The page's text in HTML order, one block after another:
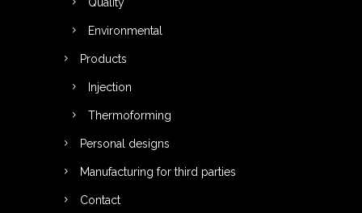
Environmental
Products
Injection
Thermoforming
Personal designs
Manufacturing for third parties
Contact